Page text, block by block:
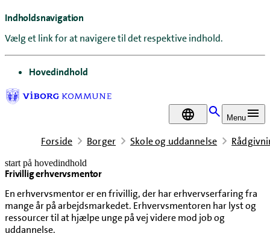
Indholdsnavigation
Vælg et link for at navigere til det respektive indhold.
gå til
Hovedindhold
DA Menu
Forside Borger Skole og uddannelse
start på hovedindhold
Frivillig erhvervsmentor
En erhvervsmentor er en frivillig, der har erhvervserfaring fra
mange år på arbejdsmarkedet. Erhvervsmentoren har lyst og
ressourcer til at hjælpe unge på vej videre mod job og
uddannelse.
senest opdateret 2. juni 2026